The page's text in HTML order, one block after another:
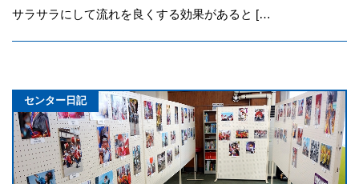
サラサラにして流れを良くする効果があると […
センター日記